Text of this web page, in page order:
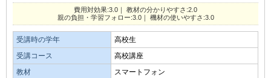
が、集団塾に通った方が良いと感じたこともあった
教材・授業動画の質・分かりやすさ
内容は充実していたと思いますが本人のやる気の持続が無か
ったので途中で辞めることにした
費用対効果:3.0｜ 教材の分かりやすさ:2.0
親の負担・学習フォロー:3.0｜ 機材の使いやすさ:3.0
受講時の学年
高校生
受講コース
高校講座
教材
スマートフォン